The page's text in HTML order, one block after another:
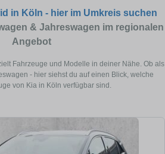
in Köln - hier im Umkreis suchen
& Jahreswagen im regionalen
Angebot
Fahrzeuge und Modelle in deiner Nähe. Ob als
- hier siehst du auf einen Blick, welche
von Kia in Köln verfügbar sind.